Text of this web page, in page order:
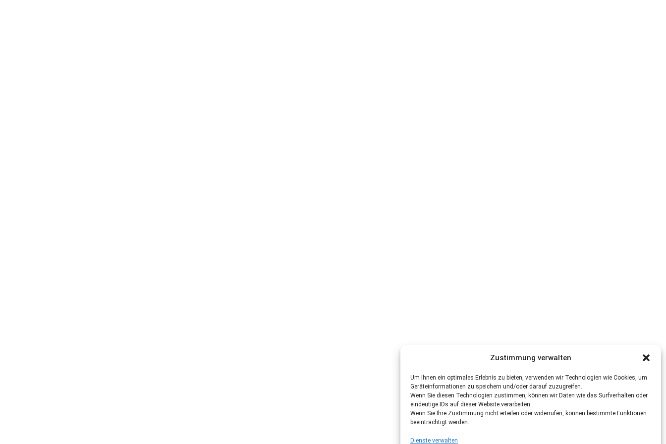
Zustimmung verwalten
Um Ihnen ein optimales Erlebnis zu bieten, verwenden wir Technologien wie Cookies, um
Geräteinformationen zu speichern und/oder darauf zuzugreifen.
Wenn Sie diesen Technologien zustimmen, können wir Daten wie das Surfverhalten oder
eindeutige IDs auf dieser Website verarbeiten.
Wenn Sie Ihre Zustimmung nicht erteilen oder widerrufen, können bestimmte Funktionen
beeinträchtigt werden.
Dienste verwalten